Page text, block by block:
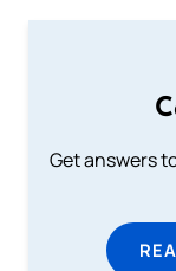
Get answers